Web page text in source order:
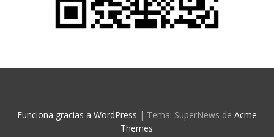
Funciona gracias a WordPress | Tema: SuperNews de Acme
Themes